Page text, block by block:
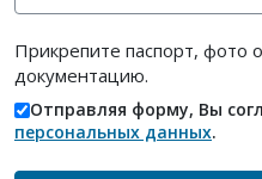
Прикрепите паспорт, фото
документацию.
Отправляя форму, Вы
персональных данных.